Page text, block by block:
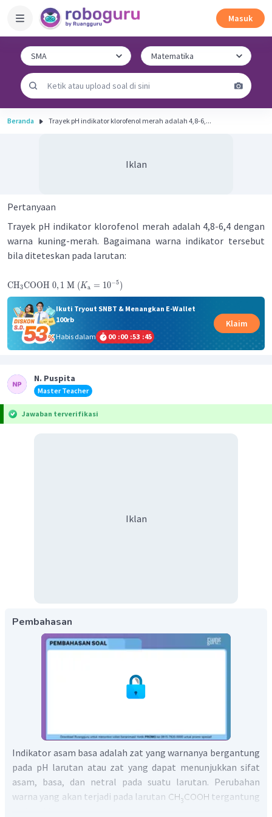
Masuk
Beranda Trayek pH indikator klorofenol merah adalah 4,8-6,...
Iklan
Pertanyaan
Trayek pH indikator klorofenol merah adalah 4,8-6,4 dengan
warna kuning-merah. Bagaimana warna indikator tersebut
bila diteteskan pada larutan:
CH3COOH 0, 1 M (Ka = 10−5)
Ikuti Tryout SNBT & Menangkan E-Wallet
100rb
Habis dalam
00 :00 :53 :45
Klaim
N. Puspita
Master Teacher
Jawaban terverifikasi
Iklan
Pembahasan
Indikator asam basa adalah zat yang warnanya bergantung
pada pH larutan atau zat yang dapat menunjukkan sifat
asam, basa, dan netral pada suatu larutan. Perubahan
warna yang akan terjadi pada larutan
tergantung